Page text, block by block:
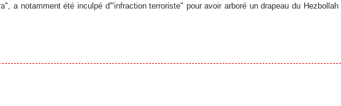
a notamment été inculpé d'"infraction terroriste" pour avoir arboré un drapeau du Hezbollah